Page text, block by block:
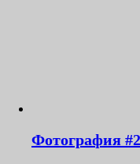
Фотография